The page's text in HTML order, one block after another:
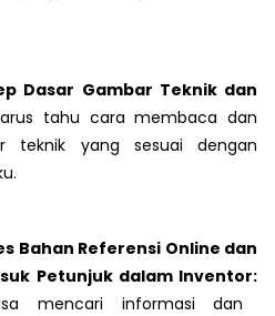
Dasar Gambar Teknik dan
tahu cara membaca dan
teknik yang sesuai dengan
Bahan Referensi Online dan
Petunjuk dalam Inventor:
mencari informasi dan